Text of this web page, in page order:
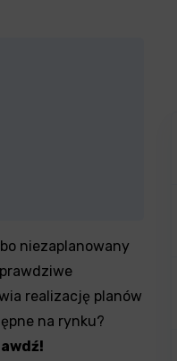
niezaplanowany
realizację planów
na rynku?